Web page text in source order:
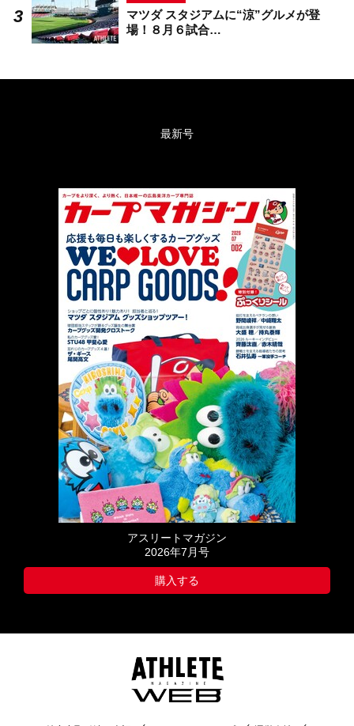
マツダ スタジアムに“涼”グルメが登
場！８月６試合…
最新号
アスリートマガジン
2026年7月号
購入する